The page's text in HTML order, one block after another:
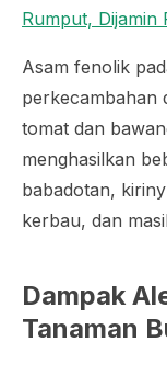
Rumput, Dijamin
Asam fenolik
perkecambahan
tomat dan
menghasilkan
babadotan,
kerbau, dan
Dampak
Tanaman